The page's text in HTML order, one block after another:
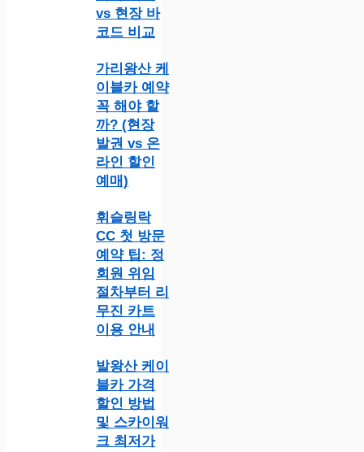
vs 현장 바
코드 비교
가리왕산 케
이블카 예약
꼭 해야 할
까? (현장
발권 vs 온
라인 할인
예매)
휘슬링락
CC 첫 방문
예약 팁: 정
회원 위임
절차부터 리
무진 카트
이용 안내
발왕산 케이
블카 가격
할인 방법
및 스카이워
크 최저가